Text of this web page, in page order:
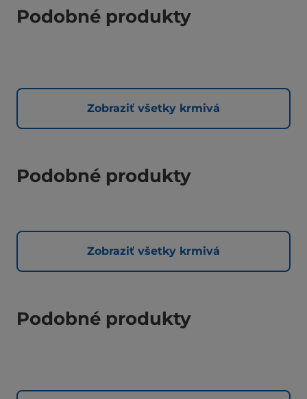
Podobné produkty
Zobraziť všetky krmivá
Podobné produkty
Zobraziť všetky krmivá
Podobné produkty